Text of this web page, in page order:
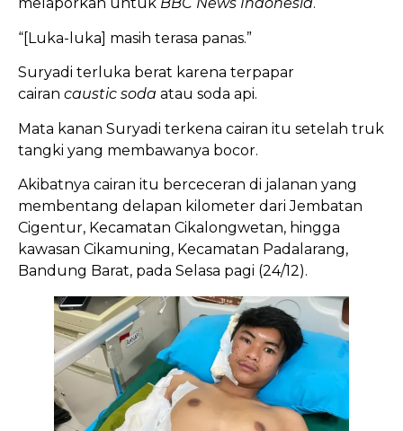
melaporkan untuk BBC News Indonesia.
“[Luka-luka] masih terasa panas.”
Suryadi terluka berat karena terpapar
cairan caustic soda atau soda api.
Mata kanan Suryadi terkena cairan itu setelah truk
tangki yang membawanya bocor.
Akibatnya cairan itu berceceran di jalanan yang
membentang delapan kilometer dari Jembatan
Cigentur, Kecamatan Cikalongwetan, hingga
kawasan Cikamuning, Kecamatan Padalarang,
Bandung Barat, pada Selasa pagi (24/12).